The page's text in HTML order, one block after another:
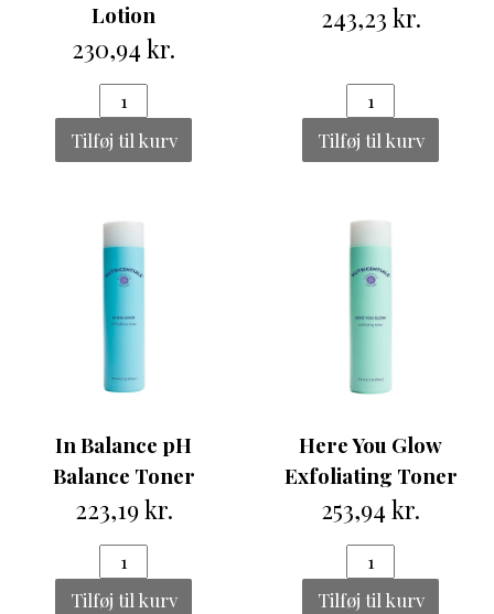
Lotion
230,94 kr.
Tilføj til kurv
243,23 kr.
Tilføj til kurv
In Balance pH
Balance Toner
223,19 kr.
Tilføj til kurv
Here You Glow
Exfoliating Toner
253,94 kr.
Tilføj til kurv